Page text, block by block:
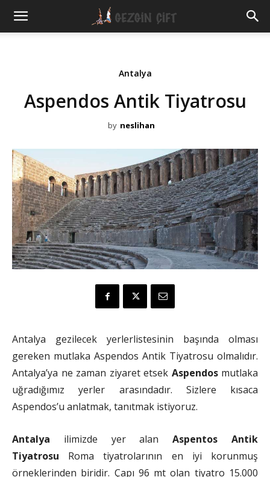
Gezgin
Antalya
Aspendos Antik Tiyatrosu
by neslihan
Antalya gezilecek yerlerlistesinin başında olması
gereken mutlaka Aspendos Antik Tiyatrosu olmalıdır.
Antalya’ya ne zaman ziyaret etsek Aspendosmutlaka
uğradığımız yerler arasındadır. Sizlere kısaca
Aspendos’u anlatmak, tanıtmak istiyoruz.
Antalya ilimizde yer alanAspentos Antik
Tiyatrosu Roma tiyatrolarının en iyi korunmuş
örneklerinden biridir. Çapı 96 mt olan tiyatro 15.000